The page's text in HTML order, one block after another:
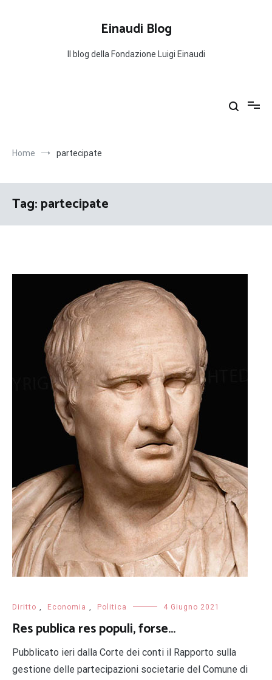
Einaudi Blog
Il blog della Fondazione Luigi Einaudi
Home partecipate
Tag:partecipate
Diritto , Economia , Politica 4 Giugno 2021
Res publica res populi, forse…
Pubblicato ieri dalla Corte dei conti il Rapporto sulla
gestione delle partecipazioni societarie del Comune di